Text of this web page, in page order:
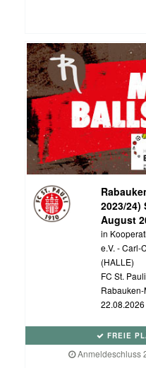
2023/24)
August
in
e.V. - Carl-
(HALLE)
FC St. Pauli
FREIE
Anmeldeschluss